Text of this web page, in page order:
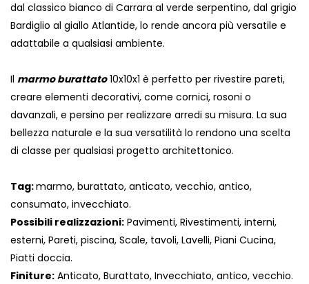
dal classico bianco di Carrara al verde serpentino, dal grigio
Bardiglio al giallo Atlantide, lo rende ancora più versatile e
adattabile a qualsiasi ambiente.
Il marmo burattato10x10x1 è perfetto per rivestire pareti,
creare elementi decorativi, come cornici, rosoni o
davanzali, e persino per realizzare arredi su misura. La sua
bellezza naturale e la sua versatilità lo rendono una scelta
di classe per qualsiasi progetto architettonico.
Tag:marmo, burattato, anticato, vecchio, antico,
consumato, invecchiato.
Possibili realizzazioni: Pavimenti, Rivestimenti, interni,
esterni, Pareti, piscina, Scale, tavoli, Lavelli, Piani Cucina,
Piatti doccia.
Finiture: Anticato, Burattato, Invecchiato, antico, vecchio.